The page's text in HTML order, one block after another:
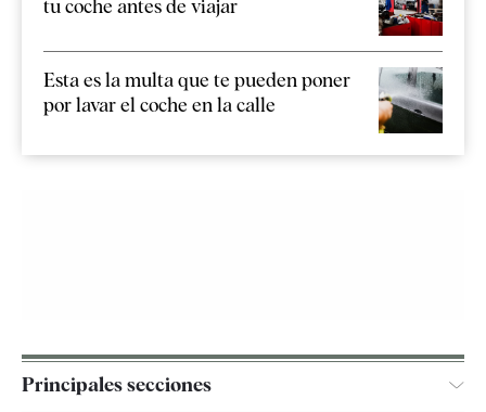
tu coche antes de viajar
Esta es la multa que te pueden poner
por lavar el coche en la calle
Principales secciones